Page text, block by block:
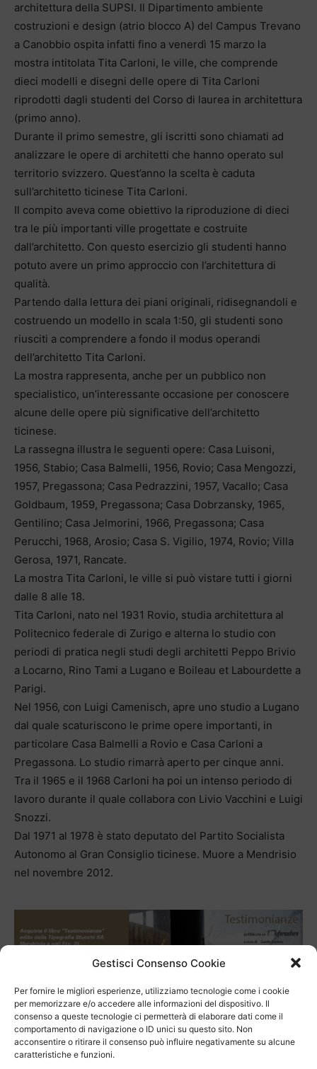
Gestisci Consenso Cookie
Per fornire le migliori esperienze, utilizziamo tecnologie come i cookie
per memorizzare e/o accedere alle informazioni del dispositivo. Il
consenso a queste tecnologie ci permetterà di elaborare dati come il
comportamento di navigazione o ID unici su questo sito. Non
acconsentire o ritirare il consenso può influire negativamente su alcune
caratteristiche e funzioni.
architettura della SUPSI. Il Dipartimento ambiente
costruzioni e design (atrio blocco A) del Campus Trevano
a Canobbio ospita infatti fino a venerdì 15 marzo la
mostra intitolata Tita Carloni, le ville, che comprende
dieci modelli e disegni delle opere di Tita Carloni
riprodotti dagli studenti del Corso di laurea in architettura
(primo anno).
Durante il primo semestre, gli iscritti sono chiamati ad
analizzare le opere di architetti che hanno operato sul
territorio svizzero. Quest’anno la scelta è caduta
sull’architetto ticinese Tita Carloni.
Il compito aveva come obiettivo la riproduzione di dieci
tra le più importanti ville progettate e costruite
dall’architetto. Con questo esercizio gli studenti hanno
potuto avere un primo approccio con l’architettura di
qualità.
Partendo dalla lettura dei piani originali, ridisegnandoli e
costruendo un modello in scala 1:50, gli studenti sono
riusciti a comprendere a fondo il modus operandi
dell’architetto Tita Carloni.
La mostra rappresenta, anche per un pubblico non
specialistico, un’interessante occasione per conoscere
alcune delle opere più significative dell’architetto
ticinese.
La rassegna illustra le seguenti opere: Casa Luisoni,
1956, Stabio; Casa Balmelli, 1956, Rovio; Casa Mengozzi,
1957, Pregassona; Casa Pedrazzini, 1957, Vacallo; Casa
Goldbaum, 1959, Pregassona; Casa Dobrzansky, 1965,
Gentilino; Casa Jelmorini, 1966, Pregassona; Casa
Perucchi, 1968, Arosio; Casa S. Vigilio, 1974, Rovio; Villa
Gerosa, 1971, Rancate.
La mostra Tita Carloni, le ville si può vistare tutti i giorni
dalle 8 alle 18.
Tita Carloni, nato nel 1931 Rovio, studia architettura al
Politecnico federale di Zurigo e alterna lo studio con
periodi di pratica negli studi degli architetti Peppo Brivio
a Locarno, Rino Tami a Lugano e Boileau et Labourdette a
Parigi.
Nel 1956, con Luigi Camenisch, apre uno studio a Lugano
dal quale scaturiscono le prime opere importanti, in
particolare Casa Balmelli a Rovio e Casa Carloni a
Pregassona. Lo studio rimarrà aperto per cinque anni.
Tra il 1965 e il 1968 Carloni ha poi un intenso periodo di
lavoro durante il quale collabora con Livio Vacchini e Luigi
Snozzi.
Dal 1971 al 1978 è stato deputato del Partito Socialista
Autonomo al Gran Consiglio ticinese. Muore a Mendrisio
nel novembre 2012.
TAGS Architettura Tita Carloni